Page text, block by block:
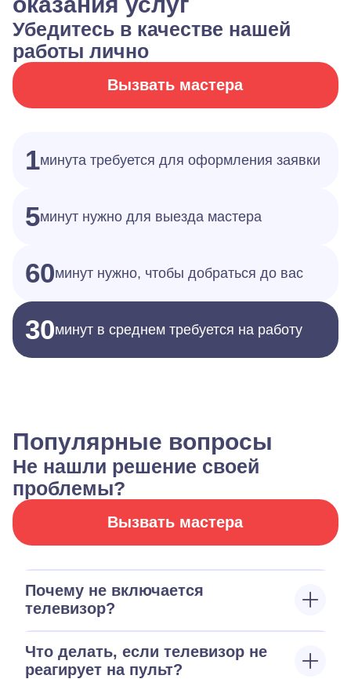
Убедитесь в качестве нашей
работы лично
Вызвать мастера
1минута требуется для оформления заявки
5минут нужно для выезда мастера
60минут нужно, чтобы добраться до вас
30минут в среднем требуется на работу
Популярные вопросы
Не нашли решение своей
проблемы?
Вызвать мастера
Почему не включается
телевизор?
Что делать, если телевизор не
реагирует на пульт?